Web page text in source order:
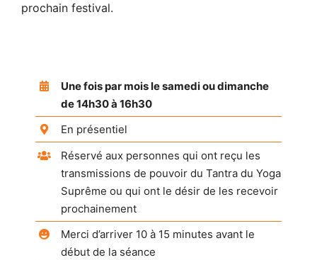
prochain festival.
Une fois par mois le samedi ou dimanche
de 14h30 à 16h30
En présentiel
Réservé aux personnes qui ont reçu les
transmissions de pouvoir du Tantra du Yoga
Suprême ou qui ont le désir de les recevoir
prochainement
Merci d’arriver 10 à 15 minutes avant le
début de la séance